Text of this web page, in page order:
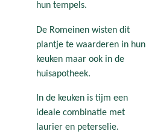
hun tempels.
De Romeinen wisten dit
plantje te waarderen in hun
keuken maar ook in de
huisapotheek.
In de keuken is tijm een
ideale combinatie met
laurier en peterselie.